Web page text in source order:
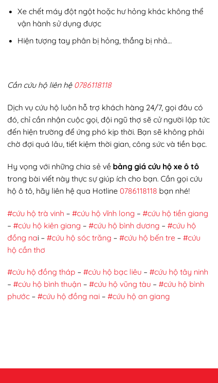
Xe chết máy đột ngột hoặc hư hỏng khác không thể
vận hành sử dụng được
Hiện tượng tay phân bị hỏng, thắng bị nhả…
Cần cứu hộ liên hệ 0786118118
Dịch vụ cứu hộ luôn hỗ trợ khách hàng 24/7, gọi đâu có
đó, chỉ cần nhận cuộc gọi, đội ngũ thợ sẽ cử người lập tức
đến hiện trường để ứng phó kịp thời. Bạn sẽ không phải
chờ đợi quá lâu, tiết kiệm thời gian, công sức và tiền bạc.
Hy vọng với những chia sẻ về bảng giá cứu hộ xe ô tô
trong bài viết này thực sự giúp ích cho bạn. Cần gọi cứu
hộ ô tô, hãy liên hệ qua Hotline 0786118118 bạn nhé!
#cứu hộ trà vinh – #cứu hộ vĩnh long – #cứu hộ tiền giang
– #cứu hộ kiên giang – #cứu hộ bình dương – #cứu hộ
đồng nai – #cứu hộ sóc trăng – #cứu hộ bến tre – #cứu
hộ cần thơ
#cứu hộ đồng tháp – #cứu hộ bạc liêu – #cứu hộ tây ninh
– #cứu hộ bình thuận – #cứu hộ vũng tàu – #cứu hộ bình
phước – #cứu hộ đồng nai – #cứu hộ an giang